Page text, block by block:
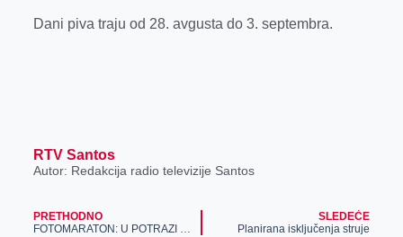
Dani piva traju od 28. avgusta do 3. septembra.
RTV Santos
Autor: Redakcija radio televizije Santos
PRETHODNO
FOTOMARATON: U POTRAZI ZA ČETIRI BOJE ZRENJANINA
SLEDEĆE
Planirana isključenja struje